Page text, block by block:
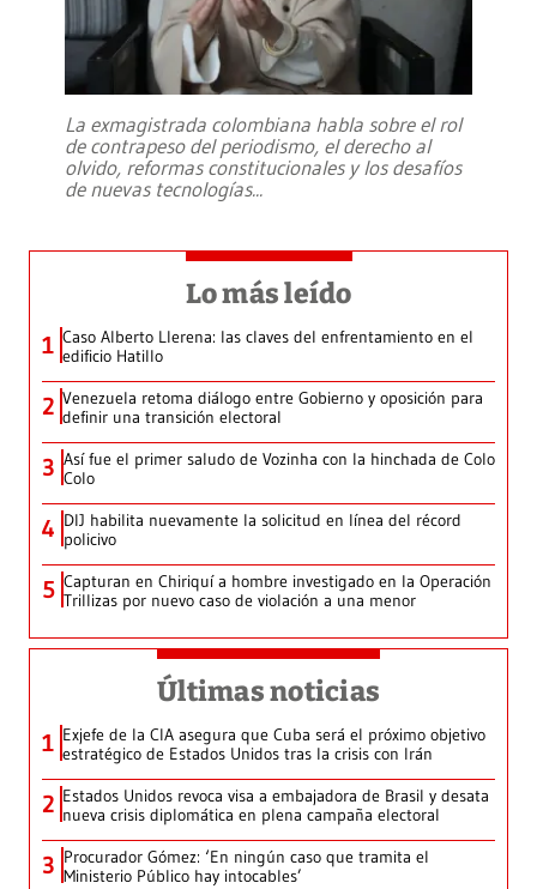
La exmagistrada colombiana habla sobre el rol
de contrapeso del periodismo, el derecho al
olvido, reformas constitucionales y los desafíos
de nuevas tecnologías...
Lo más leído
1 Caso Alberto Llerena: las claves del enfrentamiento en el
edificio Hatillo
2 Venezuela retoma diálogo entre Gobierno y oposición para
definir una transición electoral
3 Así fue el primer saludo de Vozinha con la hinchada de Colo
Colo
4 DIJ habilita nuevamente la solicitud en línea del récord
policivo
5 Capturan en Chiriquí a hombre investigado en la Operación
Trillizas por nuevo caso de violación a una menor
Últimas noticias
1 Exjefe de la CIA asegura que Cuba será el próximo objetivo
estratégico de Estados Unidos tras la crisis con Irán
2 Estados Unidos revoca visa a embajadora de Brasil y desata
nueva crisis diplomática en plena campaña electoral
3 Procurador Gómez: ‘En ningún caso que tramita el
Ministerio Público hay intocables’